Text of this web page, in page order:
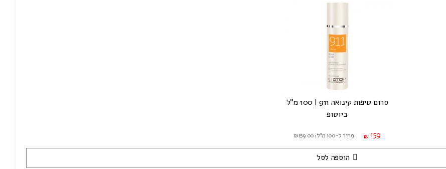
סרום טיפות קינואה 911 | 100 מ"ל
ביוטופ
₪ 159 מחיר ל-100 מ"ל: ₪159.00
הוספה לסל